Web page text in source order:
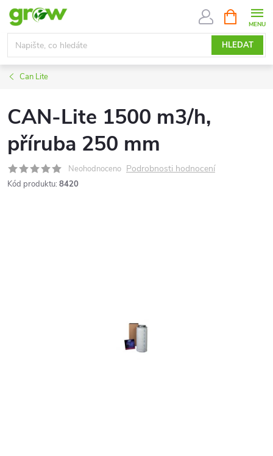
Přejít
obsah
HLEDAT
NÁKUPNÍ
KOŠÍK
Can Lite
CAN-Lite 1500 m3/h,
příruba 250 mm
Neohodnoceno Podrobnosti hodnocení
Kód produktu: 8420